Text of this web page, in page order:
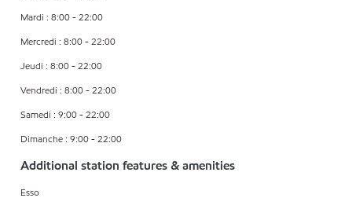
Mardi : 8:00 - 22:00
Mercredi : 8:00 - 22:00
Jeudi : 8:00 - 22:00
Vendredi : 8:00 - 22:00
Samedi : 9:00 - 22:00
Dimanche : 9:00 - 22:00
Additional station features & amenities
Esso